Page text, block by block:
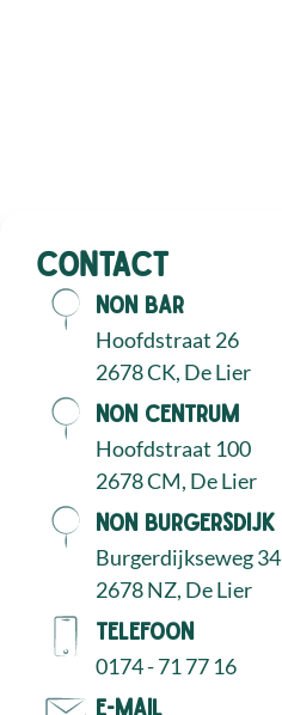
Contact
NON Bar
Hoofdstraat 26
2678 CK, De Lier
NON Centrum
Hoofdstraat 100
2678 CM, De Lier
NON Burgersdijk
Burgerdijkseweg 34
2678 NZ, De Lier
Telefoon
0174 - 71 77 16
E-mail